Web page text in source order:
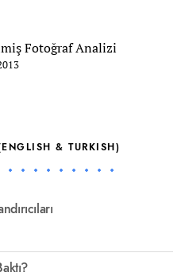
Fotoğraf Analizi
& TURKISH)